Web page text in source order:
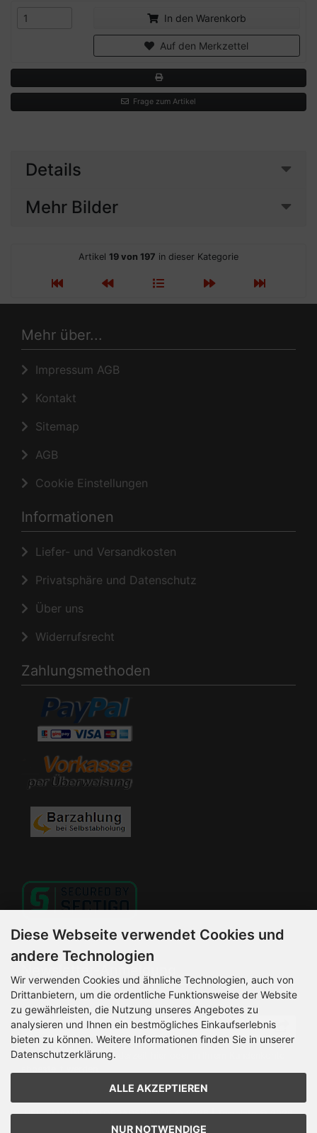
In den Warenkorb
Auf den Merkzettel
Frage zum Artikel
Details
Mehr Bilder
Artikel 19 von 197 in dieser Kategorie
Mehr über...
Impressum AGB
Kontakt
Sitemap
AGB
Cookie Einstellungen
Informationen
Liefer- und Versandkosten
Privatsphäre und Datenschutz
Über uns
Widerrufsrecht
Zahlungsmethoden
Newsletter-Anmeldung
E-Mail-Adresse:
Der Newsletter kann jederzeit hier oder in Ihrem Kundenkonto
HELLEMANN MOTORRADSERVICE © 2026 | Template © 2026
by Karl
Diese Webseite verwendet Cookies und
andere Technologien
Wir verwenden Cookies und ähnliche Technologien, auch von
Drittanbietern, um die ordentliche Funktionsweise der Website
zu gewährleisten, die Nutzung unseres Angebotes zu
analysieren und Ihnen ein bestmögliches Einkaufserlebnis
bieten zu können. Weitere Informationen finden Sie in unserer
Datenschutzerklärung.
ALLE AKZEPTIEREN
NUR NOTWENDIGE